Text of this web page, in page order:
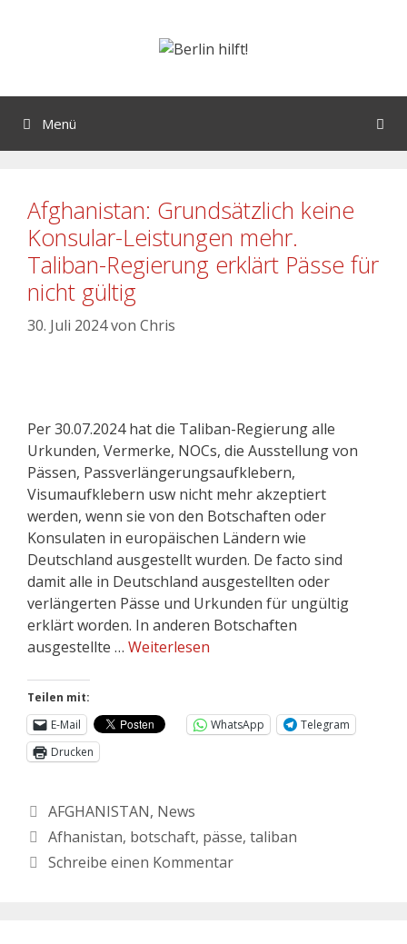
Menü
Afghanistan: Grundsätzlich keine
Konsular-Leistungen mehr.
Taliban-Regierung erklärt Pässe für
nicht gültig
30. Juli 2024von Chris
Per 30.07.2024 hat die Taliban-Regierung alle
Urkunden, Vermerke, NOCs, die Ausstellung von
Pässen, Passverlängerungsaufklebern,
Visumaufklebern usw nicht mehr akzeptiert
werden, wenn sie von den Botschaften oder
Konsulaten in europäischen Ländern wie
Deutschland ausgestellt wurden. De facto sind
damit alle in Deutschland ausgestellten oder
verlängerten Pässe und Urkunden für ungültig
erklärt worden. In anderen Botschaften
ausgestellte … Weiterlesen
Teilen mit:
E-Mail
WhatsApp
Telegram
Drucken
AFGHANISTAN, News
Afhanistan, botschaft, pässe, taliban
Schreibe einen Kommentar